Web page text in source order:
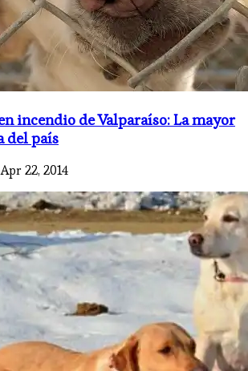
incendio de Valparaíso: La mayor
del país
22, 2014